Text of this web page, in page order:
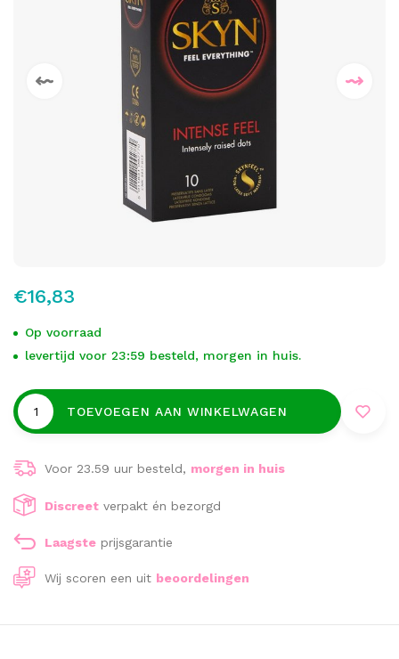
€16,83
Op voorraad
levertijd voor 23:59 besteld, morgen in huis.
TOEVOEGEN AAN WINKELWAGEN
Voor 23.59 uur besteld, morgen in huis
Discreet verpakt én bezorgd
Laagste prijsgarantie
Wij scoren een uit beoordelingen